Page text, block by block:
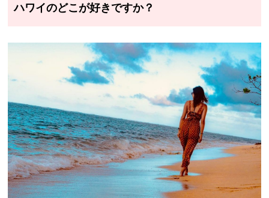
ハワイのどこが好きですか？